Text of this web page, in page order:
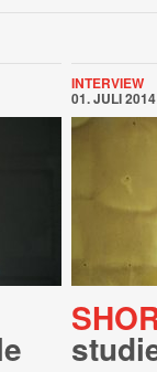
INTERVIEW
01. JULI